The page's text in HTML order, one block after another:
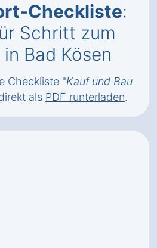
Checkliste:
Schritt zum
Bad Kösen
Checkliste "Kauf und Bau
als PDF runterladen.